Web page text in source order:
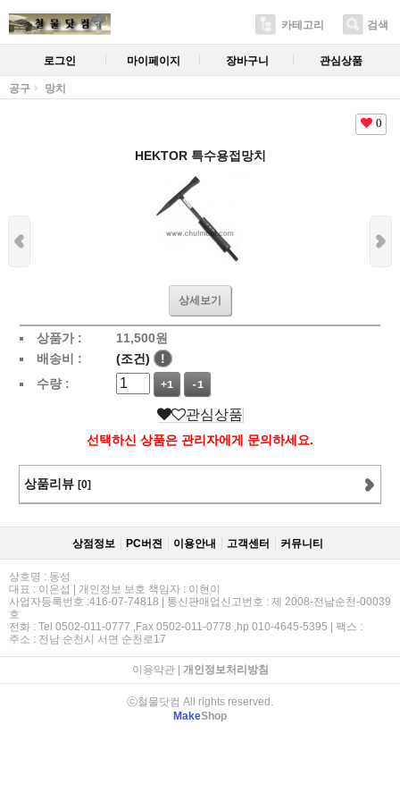
카테고리 검색
로그인 마이페이지 장바구니 관심상품
공구 망치
0
HEKTOR 특수용접망치
상세보기
상품가 : 11,500원
배송비 :
(조건)
!
수량 :
+1 -1
관심상품
선택하신 상품은 관리자에게 문의하세요.
상품리뷰 [0]
상점정보 PC버젼 이용안내 고객센터 커뮤니티
상호명 : 동성
대표 : 이은섭 | 개인정보 보호 책임자 : 이현이
사업자등록번호 :416-07-74818 | 통신판매업신고번호 : 제 2008-전남순천-00039
호
전화 : Tel 0502-011-0777 ,Fax 0502-011-0778 ,hp 010-4645-5395 | 팩스 :
주소 : 전남 순천시 서면 순천로17
이용약관| 개인정보처리방침
ⓒ철물닷컴 All rights reserved.
MakeShop